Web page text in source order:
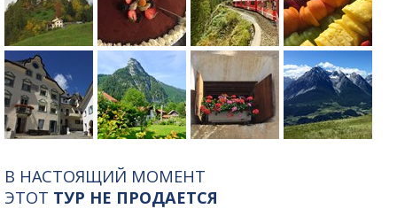
В НАСТОЯЩИЙ МОМЕНТ
ЭТОТ ТУР НЕ ПРОДАЕТСЯ